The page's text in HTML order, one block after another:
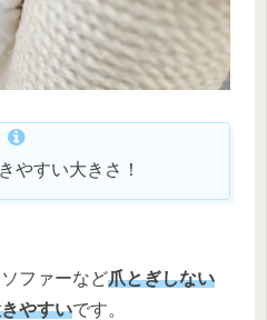
やすい大きさ！
ファーなど爪とぎしない
やすいです。